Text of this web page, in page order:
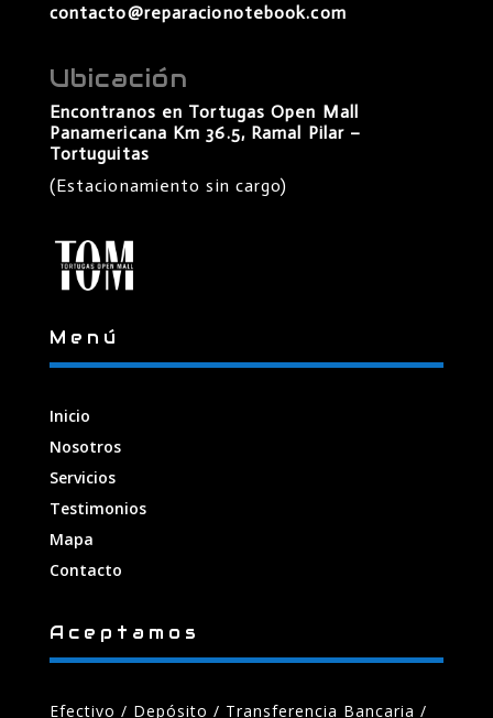
contacto@reparacionotebook.com
Ubicación
Encontranos en Tortugas Open Mall
Panamericana Km 36.5, Ramal Pilar –
Tortuguitas
(Estacionamiento sin cargo)
Menú
Inicio
Nosotros
Servicios
Testimonios
Mapa
Contacto
Aceptamos
Efectivo / Depósito / Transferencia Bancaria /